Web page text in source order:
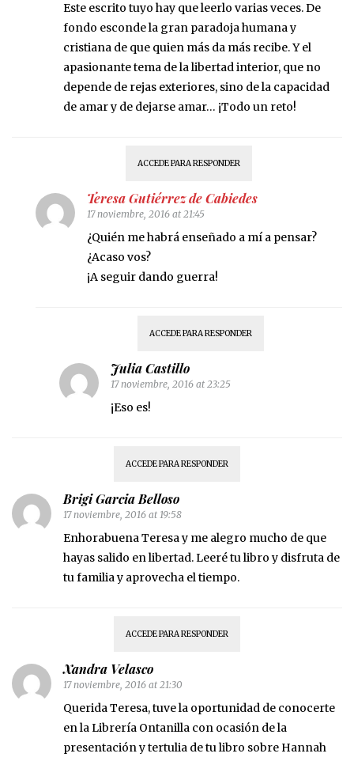
Este escrito tuyo hay que leerlo varias veces. De
fondo esconde la gran paradoja humana y
cristiana de que quien más da más recibe. Y el
apasionante tema de la libertad interior, que no
depende de rejas exteriores, sino de la capacidad
de amar y de dejarse amar… ¡Todo un reto!
ACCEDE PARA RESPONDER
Teresa Gutiérrez de Cabiedes
17 noviembre, 2016 at 21:45
¿Quién me habrá enseñado a mí a pensar?
¿Acaso vos?
¡A seguir dando guerra!
ACCEDE PARA RESPONDER
Julia Castillo
17 noviembre, 2016 at 23:25
¡Eso es!
ACCEDE PARA RESPONDER
Brigi Garcia Belloso
17 noviembre, 2016 at 19:58
Enhorabuena Teresa y me alegro mucho de que
hayas salido en libertad. Leeré tu libro y disfruta de
tu familia y aprovecha el tiempo.
ACCEDE PARA RESPONDER
Xandra Velasco
17 noviembre, 2016 at 21:30
Querida Teresa, tuve la oportunidad de conocerte
en la Librería Ontanilla con ocasión de la
presentación y tertulia de tu libro sobre Hannah